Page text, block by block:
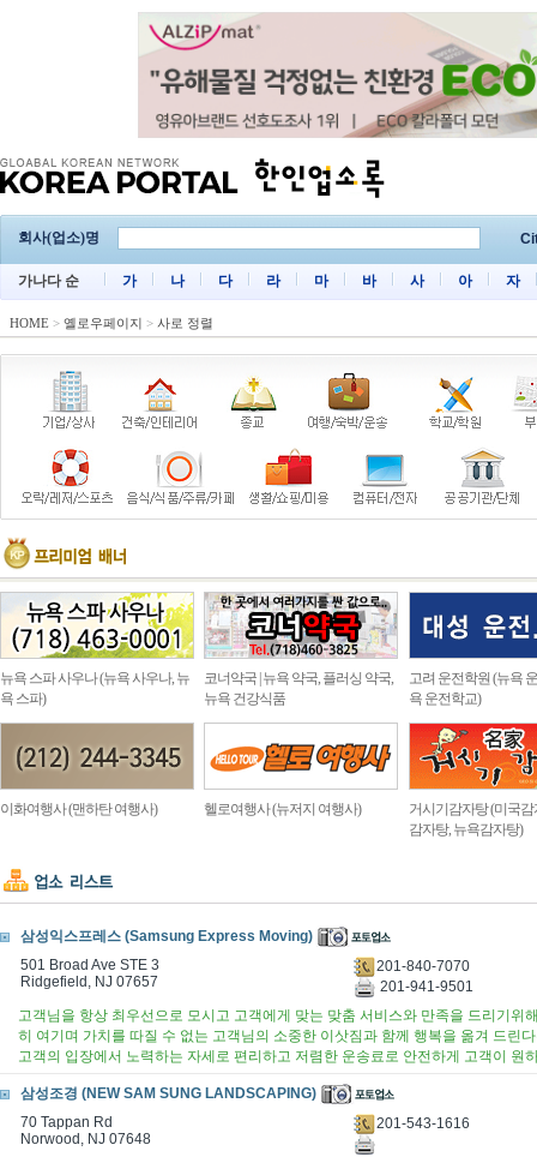
회사(업소)명
가나다 순 가 나 다 라 마 바 사 아 자
HOME > 옐로우페이지 > 사로 정렬
뉴욕 스파 사우나 (뉴욕 사우나, 뉴
욕 스파)
코너약국 | 뉴욕 약국, 플러싱 약국,
뉴욕 건강식품
고려 운전학원 (뉴욕
욕 운전학교)
이화여행사 (맨하탄 여행사) 헬로여행사 (뉴저지 여행사)
거시기감자탕 (미국감
감자탕, 뉴욕감자탕)
삼성익스프레스 (Samsung Express Moving)
501 Broad Ave STE 3
Ridgefield, NJ 07657
201-840-7070
201-941-9501
고객님을 항상 최우선으로 모시고 고객에게 맞는 맞춤 서비스와 만족을 드리기위
히 여기며 가치를 따질 수 없는 고객님의 소중한 이삿짐과 함께 행복을 옮겨 드린
고객의 입장에서 노력하는 자세로 편리하고 저렴한 운송료로 안전하게 고객이 원
삼성조경 (NEW SAM SUNG LANDSCAPING)
70 Tappan Rd
Norwood, NJ 07648
201-543-1616